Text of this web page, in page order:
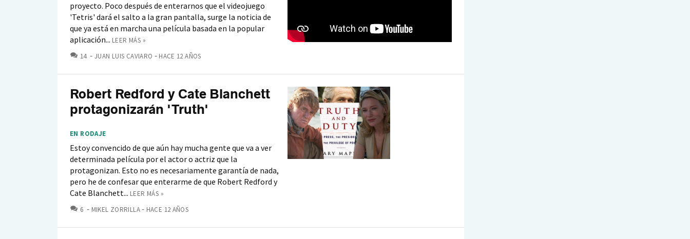
proyecto. Poco después de enterarnos que el videojuego
'Tetris' dará el salto a la gran pantalla, surge la noticia de
que ya está en marcha una película basada en la popular
aplicación... LEER MÁS »
14 COMENTARIOS
JUAN LUIS CAVIARO HACE 12 AÑOS
Robert Redford y Cate Blanchett
protagonizarán 'Truth'
EN RODAJE
Estoy convencido de que aún hay mucha gente que va a ver
determinada película por el actor o actriz que la
protagonizan. Esto no es necesariamente garantía de nada,
pero he de confesar que enterarme de que Robert Redford y
Cate Blanchett... LEER MÁS »
6 COMENTARIOS
MIKEL ZORRILLA HACE 12 AÑOS